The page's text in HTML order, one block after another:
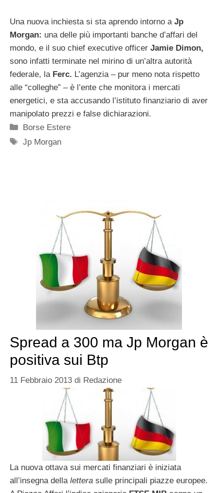
Una nuova inchiesta si sta aprendo intorno a Jp
Morgan: una delle più importanti banche d’affari del
mondo, e il suo chief executive officer Jamie Dimon,
sono infatti terminate nel mirino di un’altra autorità
federale, la Ferc. L’agenzia – pur meno nota rispetto
alle “colleghe” – è l’ente che monitora i mercati
energetici, e sta accusando l’istituto finanziario di aver
manipolato prezzi e false dichiarazioni.
Categorie
Borse Estere
Tag
Jp Morgan
Spread a 300 ma Jp Morgan è
positiva sui Btp
11 Febbraio 2013 di Redazione
La nuova ottava sui mercati finanziari è iniziata
all’insegna della lettera sulle principali piazze europee.